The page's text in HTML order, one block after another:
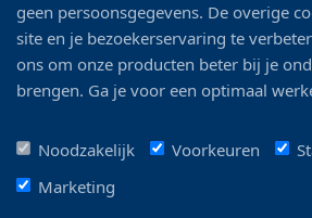
06 - 11 19 81 42
info@bo-vis.nl
geen persoonsgegevens. De overige
site en je bezoekerservaring te
ons om onze producten beter bij je
brengen. Ga je voor een optimaal
Noodzakelijk
Voorkeuren
Marketing